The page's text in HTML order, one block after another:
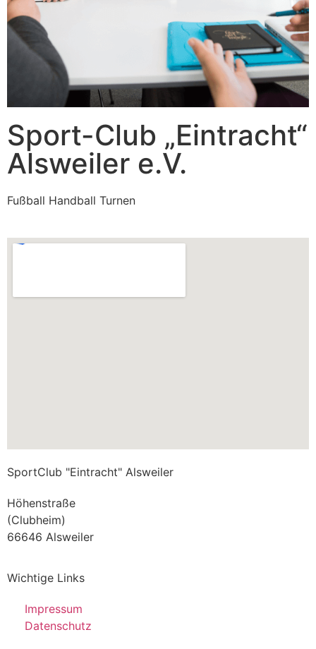
Sport-Club „Eintracht“
Alsweiler e.V.
Fußball Handball Turnen
SportClub "Eintracht" Alsweiler
Höhenstraße
(Clubheim)
66646 Alsweiler
Wichtige Links
Impressum
Datenschutz